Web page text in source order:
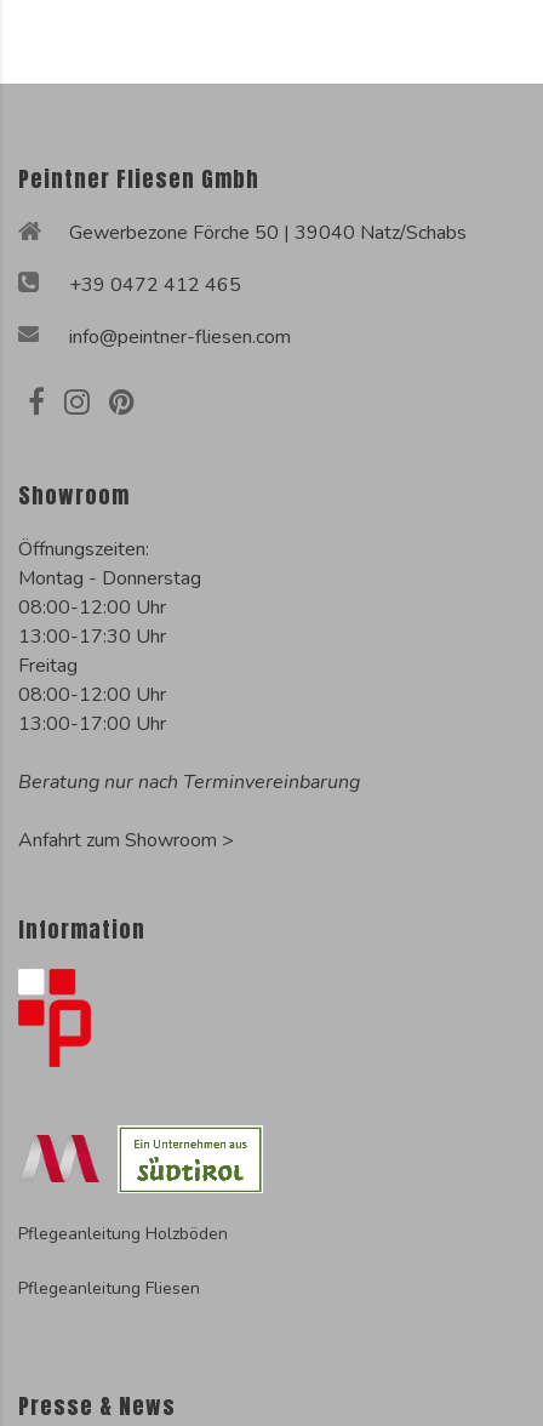
Peintner Fliesen Gmbh
Gewerbezone Förche 50 | 39040 Natz/Schabs
+39 0472 412 465
info@peintner-fliesen.com
Showroom
Öffnungszeiten:
Montag - Donnerstag
08:00-12:00 Uhr
13:00-17:30 Uhr
Freitag
08:00-12:00 Uhr
13:00-17:00 Uhr
Beratung nur nach Terminvereinbarung
Anfahrt zum Showroom >
Information
Pflegeanleitung Holzböden
Pflegeanleitung Fliesen
Presse & News